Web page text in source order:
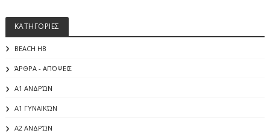
ΚΑΤΗΓΟΡΙΕΣ
BEACH HB
ΆΡΘΡΑ - ΑΠΌΨΕΙΣ
Α1 ΑΝΔΡΏΝ
Α1 ΓΥΝΑΙΚΏΝ
Α2 ΑΝΔΡΏΝ